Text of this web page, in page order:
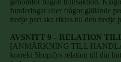
funderingar eller frågor gällande
tredje part ska riktas till den tredje
AVSNITT 9 – RELATION
[ANMÄRKNING TILL
korrekt Shopifys relation till din